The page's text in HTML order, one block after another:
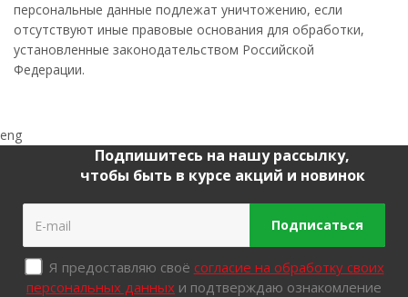
персональные данные подлежат уничтожению, если
отсутствуют иные правовые основания для обработки,
установленные законодательством Российской
Федерации.
eng
Подпишитесь на нашу рассылку,
чтобы быть в курсе акций и новинок
Я предоставляю своё согласие на обработку своих
персональных данных и подтверждаю ознакомление
Подписаться